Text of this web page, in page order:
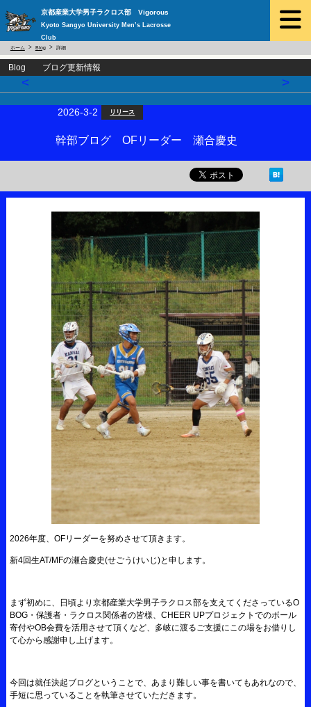
京都産業大学男子ラクロス部 Vigorous
Kyoto Sangyo University Men’s Lacrosse
Club
ホーム Blog 詳細
Blog ブログ更新情報
< >
2026-3-2 リリース
幹部ブログ OFリーダー 瀬合慶史
2026年度、OFリーダーを努めさせて頂きます。
新4回生AT/MFの瀬合慶史(せごうけいじ)と申します。
まず初めに、日頃より京都産業大学男子ラクロス部を支えてくださっているO
BOG・保護者・ラクロス関係者の皆様、CHEER UPプロジェクトでのボール
寄付やOB会費を活用させて頂くなど、多岐に渡るご支援にこの場をお借りし
て心から感謝申し上げます。
今回は就任決起ブログということで、あまり難しい事を書いてもあれなので、
手短に思っていることを執筆させていただきます。